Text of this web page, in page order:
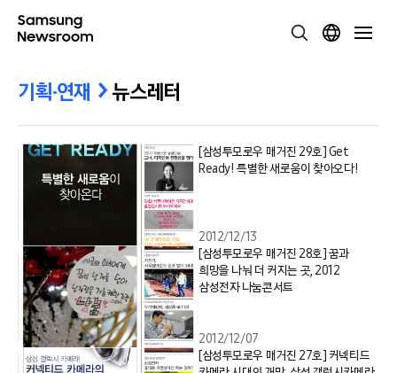
기획·연재 뉴스레터
[삼성투모로우 매거진 29호] Get
Ready! 특별한 새로움이 찾아오다!
2012/12/13
[삼성투모로우 매거진 28호] 꿈과
희망을 나눠 더 커지는 곳, 2012
삼성전자 나눔콘서트
2012/12/07
[삼성투모로우 매거진 27호] 커넥티드